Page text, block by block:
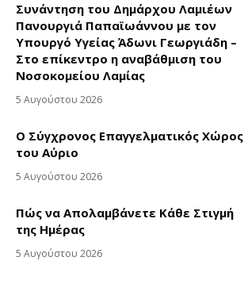
Συνάντηση του Δημάρχου Λαμιέων
Πανουργιά Παπαϊωάννου με τον
Υπουργό Υγείας Άδωνι Γεωργιάδη –
Στο επίκεντρο η αναβάθμιση του
Νοσοκομείου Λαμίας
5 Αυγούστου 2026
Ο Σύγχρονος Επαγγελματικός Χώρος
του Αύριο
5 Αυγούστου 2026
Πώς να Απολαμβάνετε Κάθε Στιγμή
της Ημέρας
5 Αυγούστου 2026